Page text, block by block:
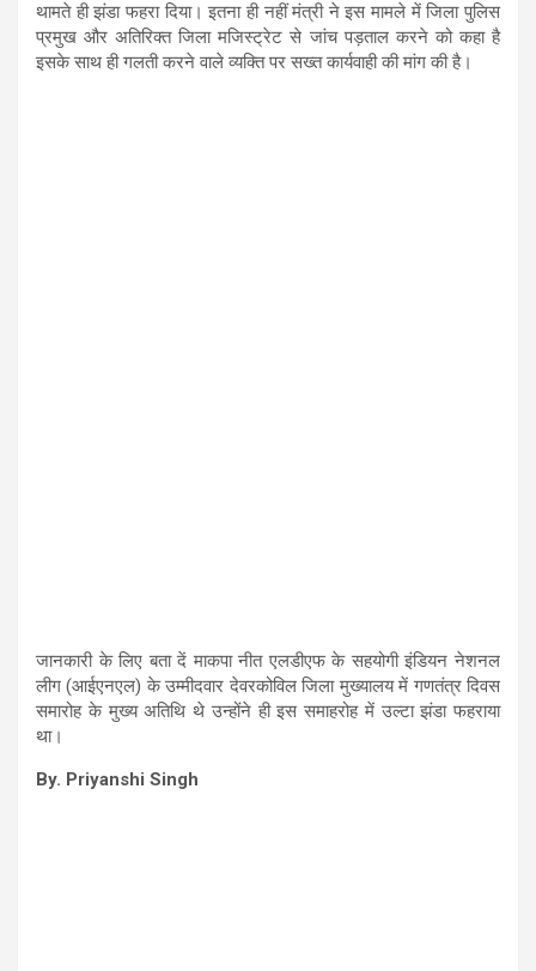
थामते ही झंडा फहरा दिया। इतना ही नहीं मंत्री ने इस मामले में जिला पुलिस
प्रमुख और अतिरिक्त जिला मजिस्ट्रेट से जांच पड़ताल करने को कहा है
इसके साथ ही गलती करने वाले व्यक्ति पर सख्त कार्यवाही की मांग की है।
जानकारी के लिए बता दें माकपा नीत एलडीएफ के सहयोगी इंडियन नेशनल
लीग (आईएनएल) के उम्मीदवार देवरकोविल जिला मुख्यालय में गणतंत्र दिवस
समारोह के मुख्य अतिथि थे उन्होंने ही इस समाहरोह में उल्टा झंडा फहराया
था।
By. Priyanshi Singh